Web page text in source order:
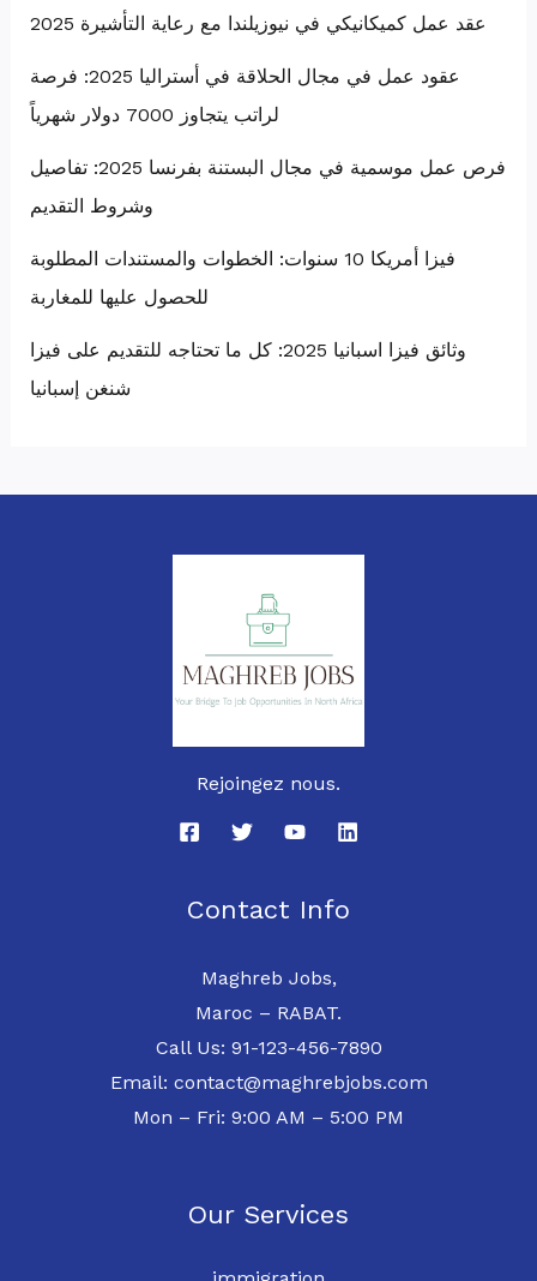
عقد عمل كميكانيكي في نيوزيلندا مع رعاية التأشيرة 2025
عقود عمل في مجال الحلاقة في أستراليا 2025: فرصة
لراتب يتجاوز 7000 دولار شهرياً
فرص عمل موسمية في مجال البستنة بفرنسا 2025: تفاصيل
وشروط التقديم
فيزا أمريكا 10 سنوات: الخطوات والمستندات المطلوبة
للحصول عليها للمغاربة
وثائق فيزا اسبانيا 2025: كل ما تحتاجه للتقديم على فيزا
شنغن إسبانيا
Rejoingez nous.
Contact Info
Maghreb Jobs,
Maroc – RABAT.
Call Us: 91-123-456-7890
Email: contact@maghrebjobs.com
Mon – Fri: 9:00 AM – 5:00 PM
Our Services